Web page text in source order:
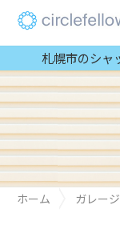
札幌市のシャ
ホーム
ガレー